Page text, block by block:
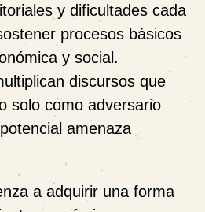
y dificultades cada
procesos básicos
y social.
discursos que
solo como adversario
amenaza
a adquirir una forma